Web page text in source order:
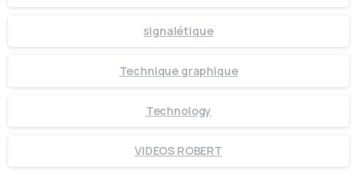
signalétique
Technique graphique
Technology
VIDEOS ROBERT